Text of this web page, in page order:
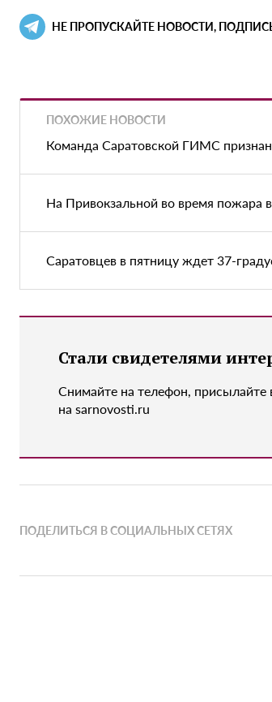
НЕ ПРОПУСКАЙТЕ НОВОСТИ,
ПОХОЖИЕ НОВОСТИ
Команда Саратовской ГИМС
На Привокзальной во время пожара
Саратовцев в пятницу ждет 37-
Стали свидетелями
Снимайте на телефон, присылайте
на sarnovosti.ru
ПОДЕЛИТЬСЯ В СОЦИАЛЬНЫХ СЕТЯХ